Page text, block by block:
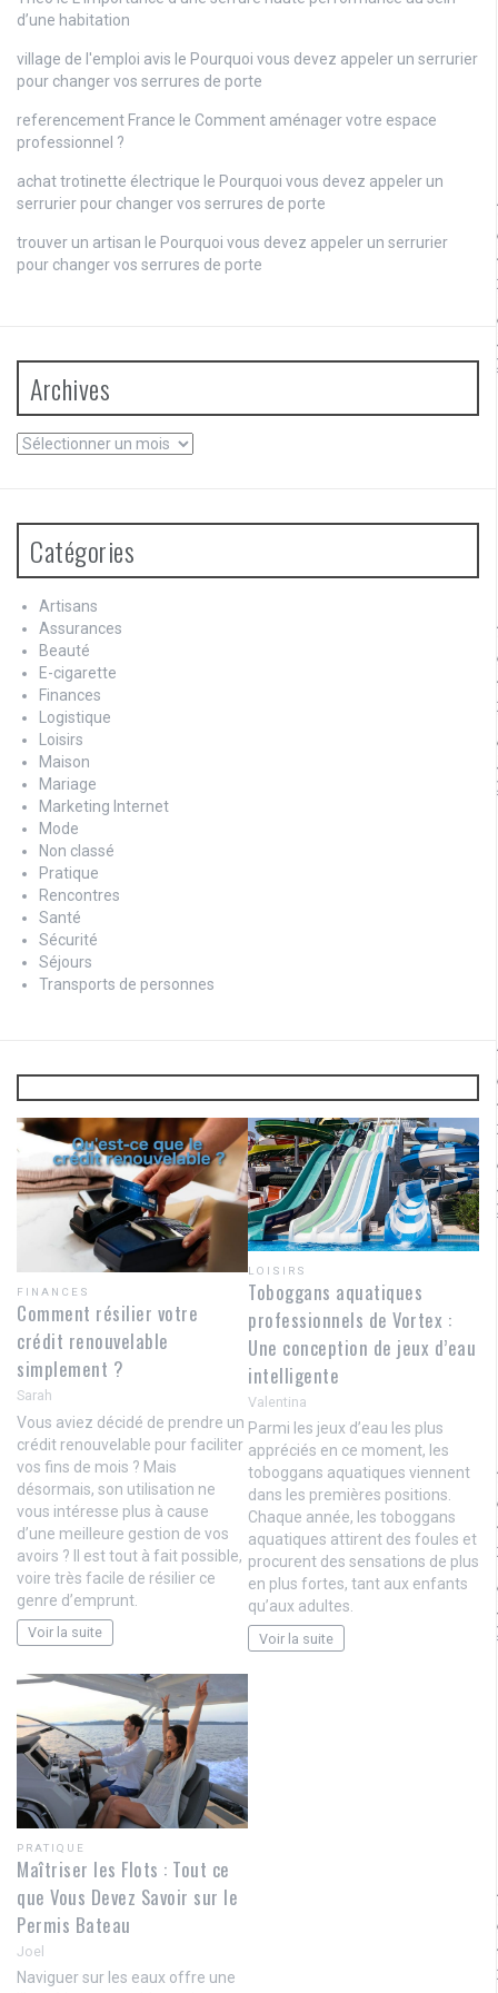
d’une habitation
village de l'emploi avis le Pourquoi vous devez appeler un serrurier
pour changer vos serrures de porte
referencement France le Comment aménager votre espace
professionnel ?
achat trotinette électrique le Pourquoi vous devez appeler un
serrurier pour changer vos serrures de porte
trouver un artisan le Pourquoi vous devez appeler un serrurier
pour changer vos serrures de porte
Archives
Archives
Catégories
Artisans
Assurances
Beauté
E-cigarette
Finances
Logistique
Loisirs
Maison
Mariage
Marketing Internet
Mode
Non classé
Pratique
Rencontres
Santé
Sécurité
Séjours
Transports de personnes
FINANCES
Comment résilier votre
crédit renouvelable
simplement ?
Sarah
Vous aviez décidé de prendre un
crédit renouvelable pour faciliter
vos fins de mois ? Mais
désormais, son utilisation ne
vous intéresse plus à cause
d’une meilleure gestion de vos
avoirs ? Il est tout à fait possible,
voire très facile de résilier ce
genre d’emprunt.
Voir la suite
LOISIRS
Toboggans aquatiques
professionnels de Vortex :
Une conception de jeux d’eau
intelligente
Valentina
Parmi les jeux d’eau les plus
appréciés en ce moment, les
toboggans aquatiques viennent
dans les premières positions.
Chaque année, les toboggans
aquatiques attirent des foules et
procurent des sensations de plus
en plus fortes, tant aux enfants
qu’aux adultes.
Voir la suite
PRATIQUE
Maîtriser les Flots : Tout ce
que Vous Devez Savoir sur le
Permis Bateau
Joel
Naviguer sur les eaux offre une